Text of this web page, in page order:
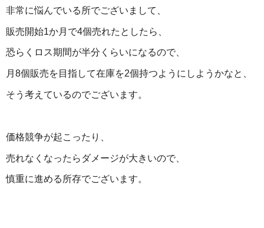
非常に悩んでいる所でございまして、
販売開始1か月で4個売れたとしたら、
恐らくロス期間が半分くらいになるので、
月8個販売を目指して在庫を2個持つようにしようかなと、
そう考えているのでございます。
価格競争が起こったり、
売れなくなったらダメージが大きいので、
慎重に進める所存でございます。